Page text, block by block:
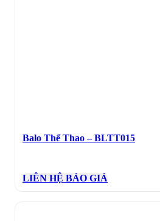
Balo Thể Thao – BLTT015
LIÊN HỆ BÁO GIÁ